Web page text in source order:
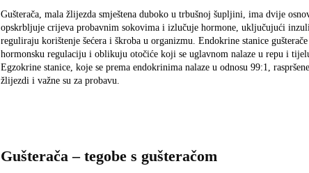
Gušterača, mala žlijezda smještena duboko u trbušnoj šupljini, ima dvije
opskrbljuje crijeva probavnim sokovima i izlučuje hormone, uključujući
reguliraju korištenje šećera i škroba u organizmu. Endokrine stanice gušterače
hormonsku regulaciju i oblikuju otočiće koji se uglavnom nalaze u repu i
Egzokrine stanice, koje se prema endokrinima nalaze u odnosu 99:1,
žlijezdi i važne su za probavu.
Gušterača – tegobe s gušteračom